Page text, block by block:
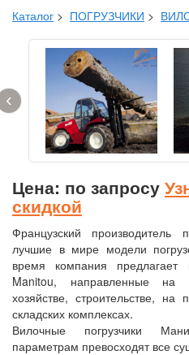
Каталог > ПОГРУЗЧИКИ >
‹
Цена: по запросу
скидкой
Французский производитель
лучшие в мире модели
время компания предлагает
Manitou, направленные на
хозяйстве, строительстве, на
складских комплексах.
Вилочные погрузчики
параметрам превосходят все